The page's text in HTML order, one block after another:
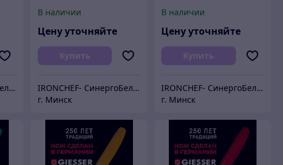
IRONCHEF- СинергоБелСервис (для юр.лиц)
В наличии
Цену уточняйте
Купить
IRONCHEF- СинергоБелСервис (для юр.лиц)
г. Минск
см
В наличии
Цену уточняйте
Купить
IRONCHEF- СинергоБелСервис (для юр.лиц)
г. Минск